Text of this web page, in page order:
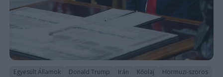
Egyesült Államok Donald Trump Irán Kőolaj Hormuzi-szoros